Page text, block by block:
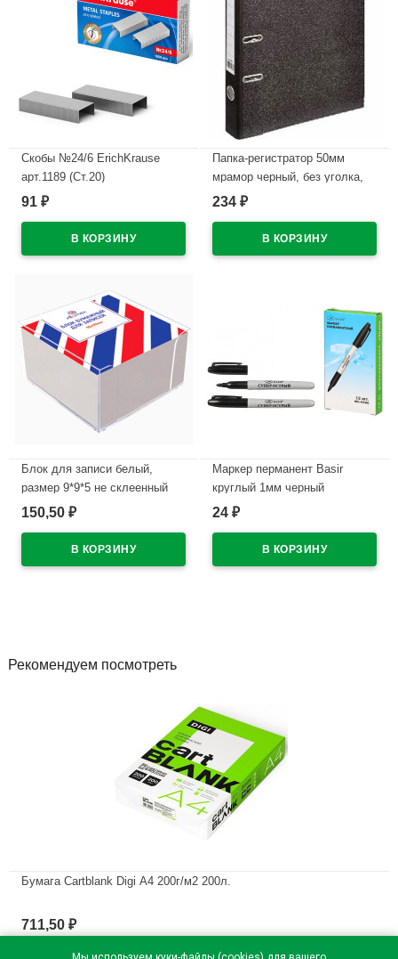
Скобы №24/6 ErichKrause
арт.1189 (Ст.20)
В наличии
91 ₽
Папка-регистратор 50мм
мрамор черный, без уголка,
разобранная
234 ₽
Блок для записи белый,
размер 9*9*5 не склеенный
80г/м2 в подставке (Attomex)
150,50 ₽
Маркер перманент Basir
круглый 1мм черный
арт.МС-9500 (Ст.12)
24 ₽
Рекомендуем посмотреть
Бумага Cartblank Digi А4 200г/м2 200л.
711,50 ₽